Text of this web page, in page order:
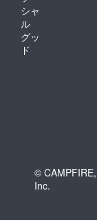
シャ
ル
グッ
ド
© CAMPFIRE,
Inc.